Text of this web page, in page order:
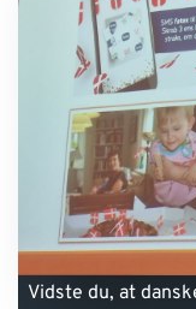
Vidste du, at